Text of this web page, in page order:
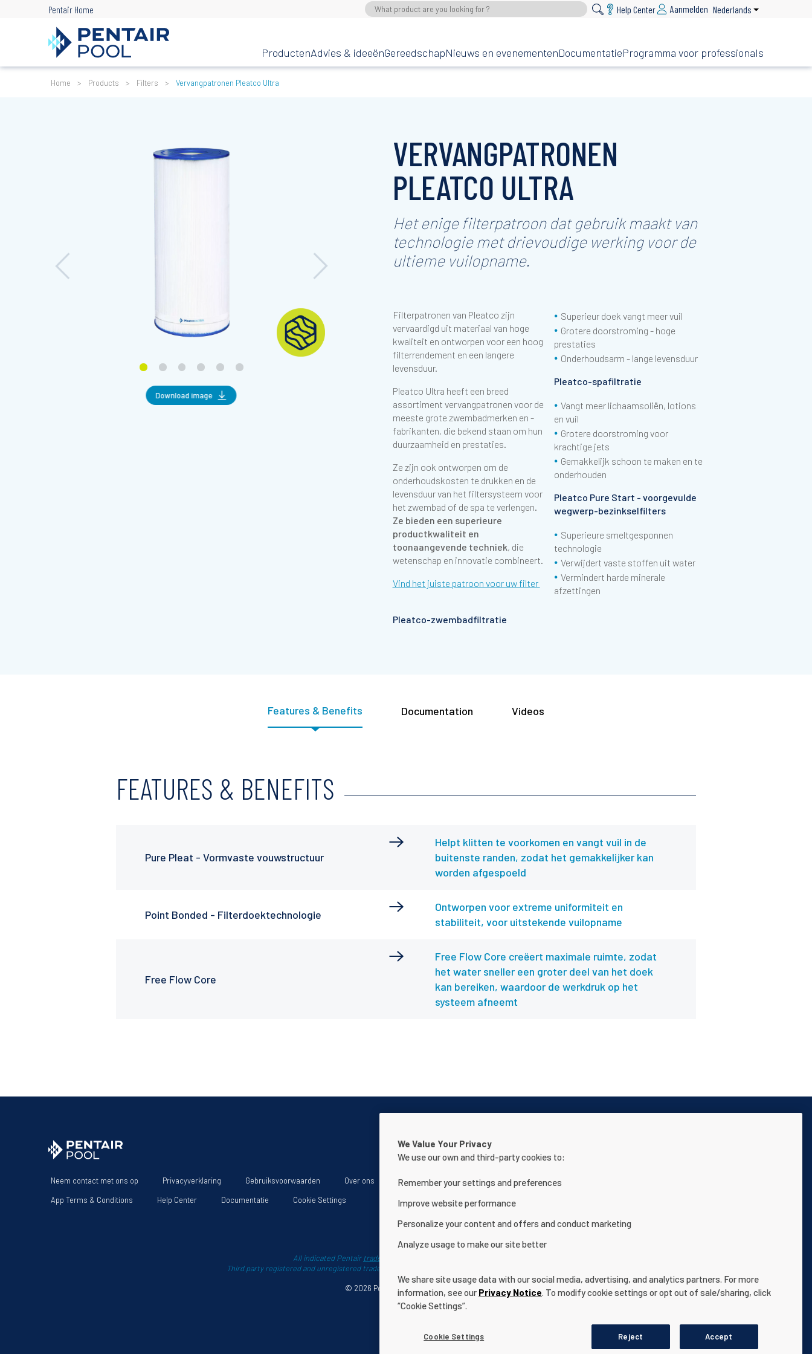
Pentair Home Help Center Aanmelden Nederlands List additional
ProductenAdvies & ideeënGereedschapNieuws en evenementenDocumentatieProgramma voor professionals
Kruimelpad
Home Products Filters Vervangpatronen Pleatco Ultra
VERVANGPATRONEN
PLEATCO ULTRA
Het enige filterpatroon dat gebruik maakt van
technologie met drievoudige werking voor de
ultieme vuilopname.
Download image Download image
Filterpatronen van Pleatco zijn
vervaardigd uit materiaal van hoge
kwaliteit en ontworpen voor een hoog
filterrendement en een langere
levensduur.
Pleatco Ultra heeft een breed
assortiment vervangpatronen voor de
meeste grote zwembadmerken en -
fabrikanten, die bekend staan om hun
duurzaamheid en prestaties.
Ze zijn ook ontworpen om de
onderhoudskosten te drukken en de
levensduur van het filtersysteem voor
het zwembad of de spa te verlengen.
Ze bieden een superieure
productkwaliteit en
toonaangevende techniek, die
wetenschap en innovatie combineert.
Vind het juiste patroon voor uw filter
Pleatco-zwembadfiltratie
• Superieur doek vangt meer vuil
• Grotere doorstroming - hoge
prestaties
• Onderhoudsarm - lange levensduur
Pleatco-spafiltratie
• Vangt meer lichaamsoliën, lotions
en vuil
• Grotere doorstroming voor
krachtige jets
• Gemakkelijk schoon te maken en te
onderhouden
Pleatco Pure Start - voorgevulde
wegwerp-bezinkselfilters
• Superieure smeltgesponnen
technologie
• Verwijdert vaste stoffen uit water
• Vermindert harde minerale
afzettingen
Features & Benefits Documentation Videos
FEATURES & BENEFITS
Pure Pleat - Vormvaste vouwstructuur
Helpt klitten te voorkomen en vangt vuil in de
buitenste randen, zodat het gemakkelijker kan
worden afgespoeld
Point Bonded - Filterdoektechnologie
Ontworpen voor extreme uniformiteit en
stabiliteit, voor uitstekende vuilopname
Free Flow Core
Free Flow Core creëert maximale ruimte, zodat
het water sneller een groter deel van het doek
kan bereiken, waardoor de werkdruk op het
systeem afneemt
Neem contact met ons op Privacyverklaring Gebruiksvoorwaarden Over ons Verklaring i.v.m. de toegankelijkheid van de website
App Terms & Conditions
Help Center Documentatie Cookie Settings
All indicated Pentair trademarks
Third party registered and unregistered trademarks and logos are the property of their respective owners.
© 2026 Pentair. All rights reserved.
We Value Your Privacy
We use our own and third-party cookies to:
Remember your settings and preferences
Improve website performance
Personalize your content and offers and conduct marketing
Analyze usage to make our site better
We share site usage data with our social media, advertising, and analytics partners. For more
information, see our Privacy Notice. To modify cookie settings or opt out of sale/sharing, click
“Cookie Settings”.
Cookie Settings Reject Accept